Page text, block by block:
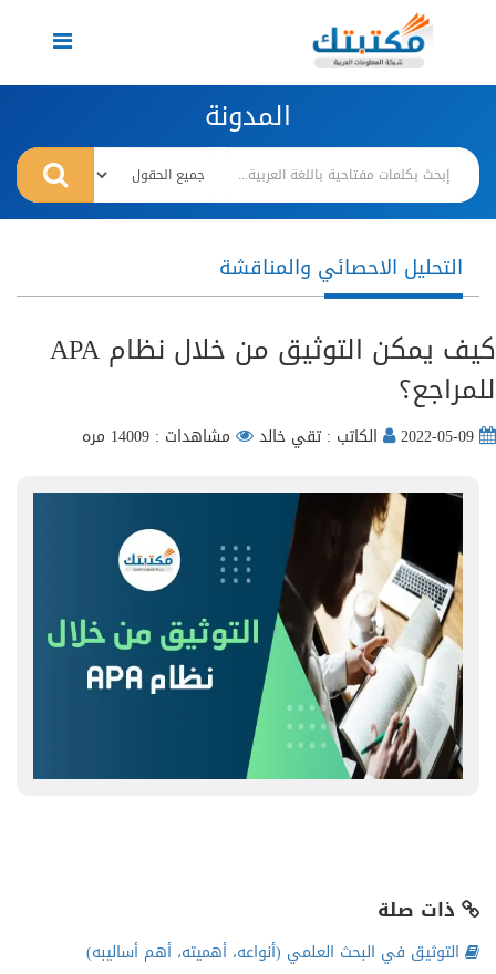
Toggle
navigation
المدونة
التحليل الاحصائي والمناقشة
كيف يمكن التوثيق من خلال نظام APA
للمراجع؟
الكاتب : تقي خالد مشاهدات : 14009 مره
ذات صلة
التوثيق في البحث العلمي (أنواعه، أهميته، أهم أساليبه)